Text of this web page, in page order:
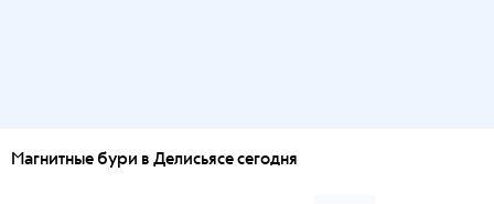
Магнитные бури в Делисьясе сегодня